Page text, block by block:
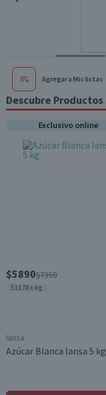
Agregar a Mis listas
Descubre
Exclusivo online
$5890$7350
$1178 x kg
Iansa
Azúcar Blanca Iansa 5 kg